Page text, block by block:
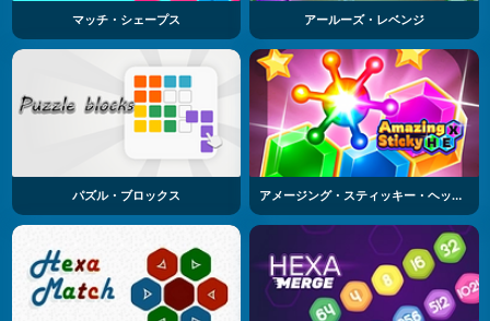
マッチ・シェープス アールーズ・レベンジ
パズル・ブロックス アメージング・スティッキー・ヘックス